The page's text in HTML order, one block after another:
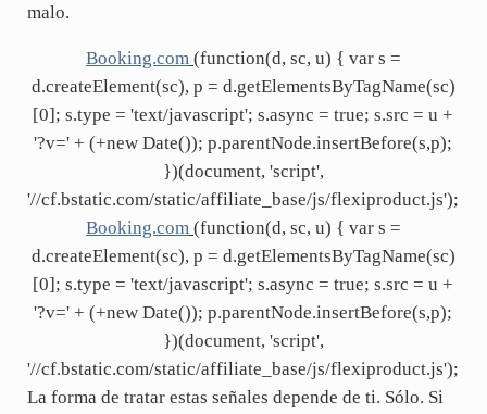
malo.
Booking.com (function(d, sc, u) { var s =
d.createElement(sc), p = d.getElementsByTagName(sc)
[0]; s.type = 'text/javascript'; s.async = true; s.src = u +
'?v=' + (+new Date()); p.parentNode.insertBefore(s,p);
})(document, 'script',
'//cf.bstatic.com/static/affiliate_base/js/flexiproduct.js');
Booking.com (function(d, sc, u) { var s =
d.createElement(sc), p = d.getElementsByTagName(sc)
[0]; s.type = 'text/javascript'; s.async = true; s.src = u +
'?v=' + (+new Date()); p.parentNode.insertBefore(s,p);
})(document, 'script',
'//cf.bstatic.com/static/affiliate_base/js/flexiproduct.js');
La forma de tratar estas señales depende de ti. Sólo. Si